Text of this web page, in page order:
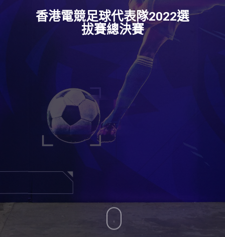
香港電競足球代表隊2022選
拔賽總決賽